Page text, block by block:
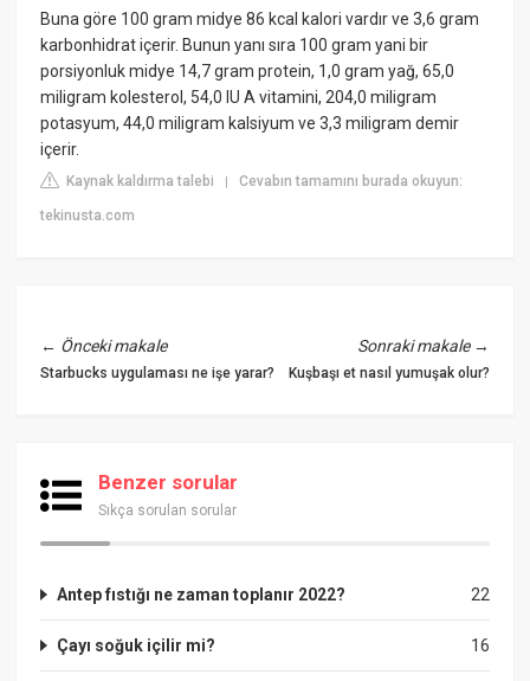
Buna göre 100 gram midye 86 kcal kalori vardır ve 3,6 gram
karbonhidrat içerir. Bunun yanı sıra 100 gram yani bir
porsiyonluk midye 14,7 gram protein, 1,0 gram yağ, 65,0
miligram kolesterol, 54,0 IU A vitamini, 204,0 miligram
potasyum, 44,0 miligram kalsiyum ve 3,3 miligram demir
içerir.
Kaynak kaldırma talebi |Cevabın tamamını burada okuyun:
tekinusta.com
← Önceki makale
Starbucks uygulaması ne işe yarar?
Sonraki makale→
Kuşbaşı et nasıl yumuşak olur?
Benzer sorular
Sıkça sorulan sorular
22
Antep fıstığı ne zaman toplanır 2022?
16
Çayı soğuk içilir mi?